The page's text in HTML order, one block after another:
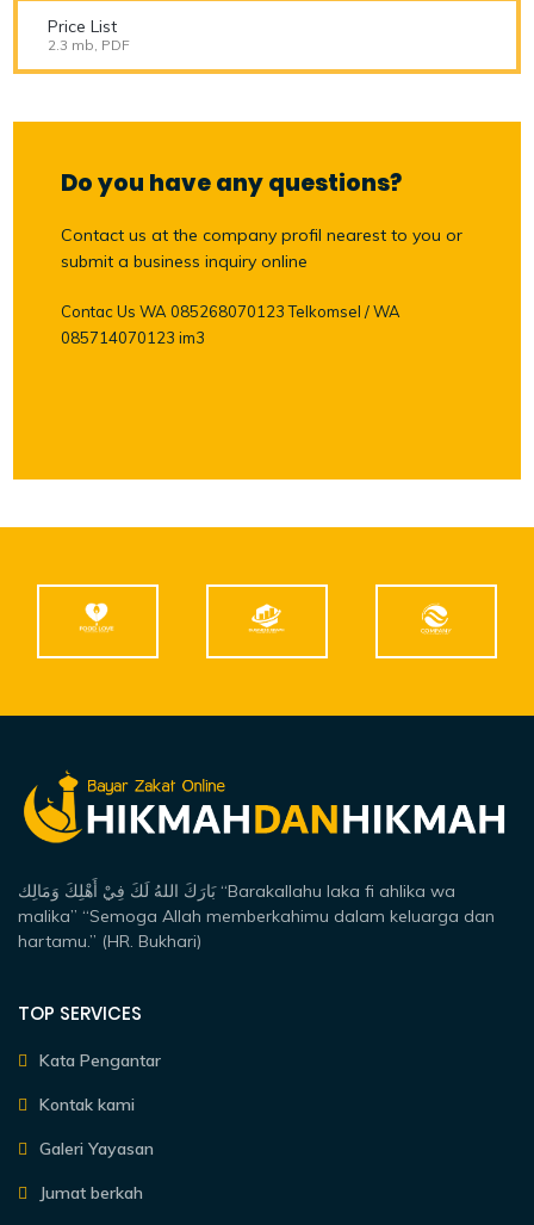
Price List
2.3 mb, PDF
Do you have any questions?
Contact us at the company profil nearest to you or
submit a business inquiry online
Contac Us WA 085268070123 Telkomsel / WA
085714070123 im3
بَارَكَ اللهُ لَكَ فِيْ أَهْلِكَ وَمَالِك “Barakallahu laka fi ahlika wa
malika” “Semoga Allah memberkahimu dalam keluarga dan
hartamu.” (HR. Bukhari)
TOP SERVICES
Kata Pengantar
Kontak kami
Galeri Yayasan
Jumat berkah